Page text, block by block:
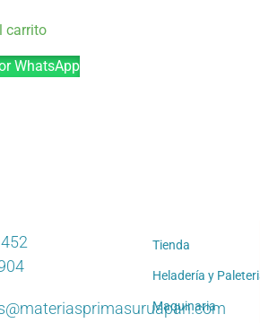
carrito
WhatsApp
Tienda
Heladería y
Maquinaria